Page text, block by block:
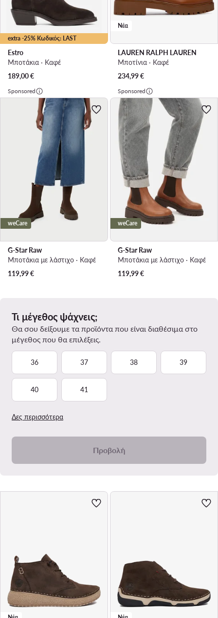
extra -25% Κωδικός: LAST
Estro
Μποτάκια · Καφέ
189,00€
Νέα
LAUREN RALPH LAUREN
Μποτίνια · Καφέ
234,99€
Sponsored
weCare
G-Star Raw
Μποτάκια με λάστιχο · Καφέ
119,99€
Sponsored
weCare
G-Star Raw
Μποτάκια με λάστιχο · Καφέ
119,99€
Τι μέγεθος ψάχνεις;
Θα σου δείξουμε τα προϊόντα που είναι διαθέσιμα στο
μέγεθος που θα επιλέξεις.
36 37 38 39
40 41
Δες περισσότερα
Προβολή